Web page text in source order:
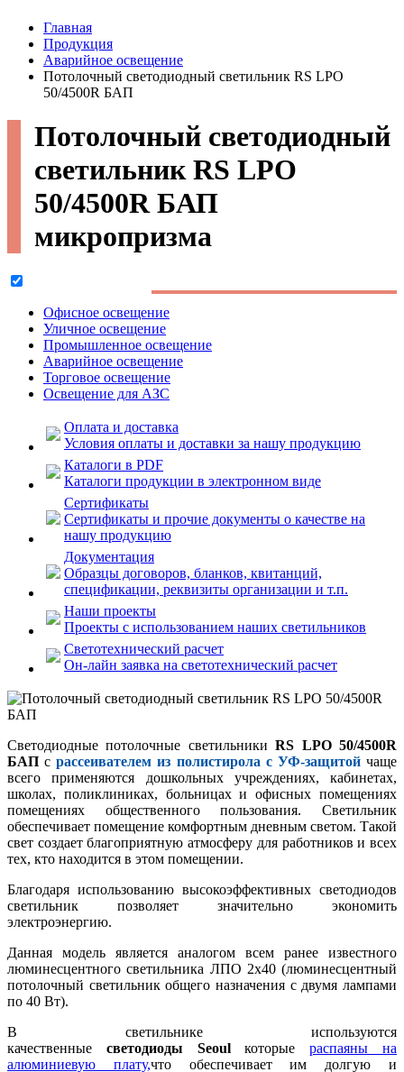
Главная
Продукция
Аварийное освещение
Потолочный светодиодный светильник RS LPO
50/4500R БАП
Потолочный светодиодный
светильник RS LPO
50/4500R БАП
микропризма
Офисное освещение
Уличное освещение
Промышленное освещение
Аварийное освещение
Торговое освещение
Освещение для АЗС
Оплата и доставка
Условия оплаты и доставки за нашу продукцию
Каталоги в PDF
Каталоги продукции в электронном виде
Сертификаты
Сертификаты и прочие документы о качестве на
нашу продукцию
Документация
Образцы договоров, бланков, квитанций,
спецификации, реквизиты организации и т.п.
Наши проекты
Проекты с использованием наших светильников
Светотехнический расчет
Он-лайн заявка на светотехнический расчет
Светодиодные потолочные светильникиRS LPO 50/4500R
БАП срассеивателем из полистирола c УФ-защитойчаще
всего применяются дошкольных учреждениях, кабинетах,
школах, поликлиниках, больницах и офисных помещениях
помещениях общественного пользования. Светильник
обеспечивает помещение комфортным дневным светом. Такой
свет создает благоприятную атмосферу для работников и всех
тех, кто находится в этом помещении.
Благодаря использованию высокоэффективных светодиодов
светильник позволяет значительно экономить
электроэнергию.
Данная модель является аналогом всем ранее известного
люминесцентного светильника ЛПО 2х40 (люминесцентный
потолочный светильник общего назначения с двумя лампами
по 40 Вт).
В светильнике используются
качественные светодиоды Seoulкоторыераспаяны на
алюминиевую плату,что обеспечивает им долгую и